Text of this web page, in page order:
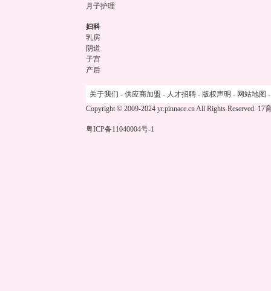
月子护理
妇科
乳房
阴道
子宫
产后
关于我们 - 供应商加盟 - 人才招聘 - 版权声明 - 网站地图
Copyright © 2009-2024 yr.pinnace.cn All Rights Reserved. 17
粤ICP备11040004号-1